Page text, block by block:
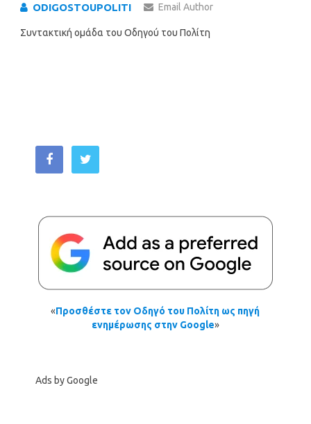
ODIGOSTOUPOLITI Email Author
Συντακτική ομάδα του Οδηγού του Πολίτη
«Προσθέστε τον Οδηγό του Πολίτη ως πηγή
ενημέρωσης στην Google»
Ads by Google